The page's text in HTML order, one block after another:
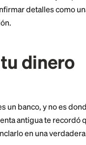
de
"¿Olvidaste tu
y continúa, y
depende
de seguridad, así